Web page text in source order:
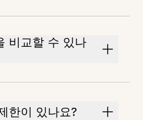
비교할 수 있나
한이 있나요?